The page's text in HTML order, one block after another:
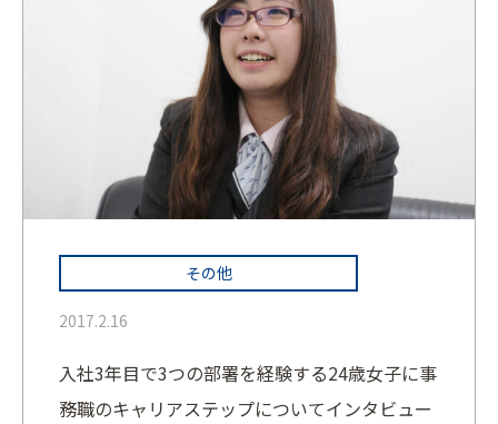
その他
2017.2.16
入社3年目で3つの部署を経験する24歳女子に事
務職のキャリアステップについてインタビュー